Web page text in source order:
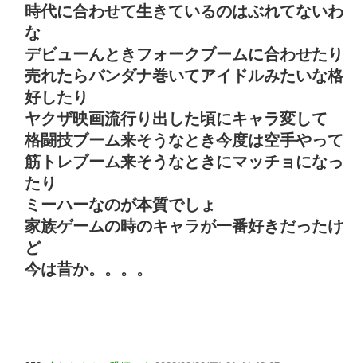
時代に合わせて生きているのはぶれてないわ
な
デビューんときフォークブームに合わせたり
売れたらバンダナ巻いてアイドルみたいな格
好したり
ヤクザ映画流行り出した頃にキャラ変して
格闘技ブーム来そうなとき今度は空手やって
筋トレブーム来そうなときにマッチョになっ
たり
ミーハーなのが本質でしょ
家族ゲームの時のキャラが一番好きだったけ
ど
今は昔か。。。。